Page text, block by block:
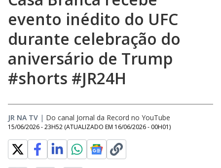
evento inédito do UFC
durante celebração do
aniversário de Trump
#shorts #JR24H
JR NA TV | Do canal Jornal da Record no YouTube
15/06/2026 - 23H52 (ATUALIZADO EM 16/06/2026 - 00H01)